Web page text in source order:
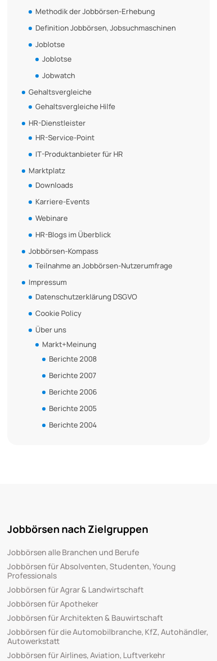
Methodik der Jobbörsen-Erhebung
Definition Jobbörsen, Jobsuchmaschinen
Joblotse
Joblotse
Jobwatch
Gehaltsvergleiche
Gehaltsvergleiche Hilfe
HR-Dienstleister
HR-Service-Point
IT-Produktanbieter für HR
Marktplatz
Downloads
Karriere-Events
Webinare
HR-Blogs im Überblick
Jobbörsen-Kompass
Teilnahme an Jobbörsen-Nutzerumfrage
Impressum
Datenschutzerklärung DSGVO
Cookie Policy
Über uns
Markt+Meinung
Berichte 2008
Berichte 2007
Berichte 2006
Berichte 2005
Berichte 2004
Jobbörsen nach Zielgruppen
Jobbörsen alle Branchen und Berufe
Jobbörsen für Absolventen, Studenten, Young
Professionals
Jobbörsen für Agrar & Landwirtschaft
Jobbörsen für Apotheker
Jobbörsen für Architekten & Bauwirtschaft
Jobbörsen für die Automobilbranche, KfZ, Autohändler,
Autowerkstatt
Jobbörsen für Airlines, Aviation, Luftverkehr